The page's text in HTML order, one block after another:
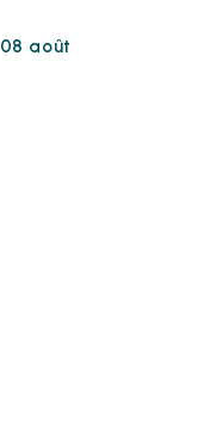
08 août